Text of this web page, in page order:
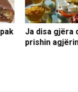
Ja disa gjëra
prishin